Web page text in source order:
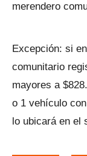
merendero
Excepción: si
comunitario
mayores a
o 1 vehículo
lo ubicará en el